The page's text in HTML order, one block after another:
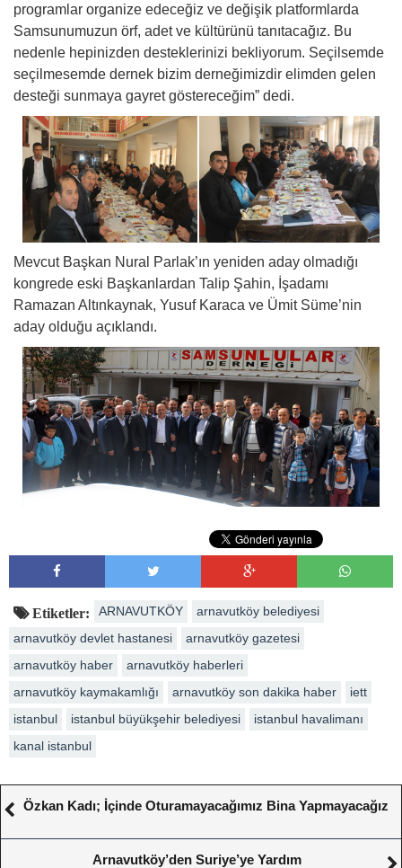
programlar organize edeceğiz ve değişik platformlarda
Samsunumuzun örf, adet ve kültürünü tanıtacağız. Bu
nedenle hepinizden desteklerinizi bekliyorum. Seçilsemde
seçilmesemde dernek bizim derneğimizdir elimden gelen
desteği sunmaya gayret göstereceğim” dedi.
Mevcut Başkan Nural Parlak’ın yeniden aday olmadığı
kongrede eski Başkanlardan Talip Şahin, İşadamı
Ramazan Altınkaynak, Yusuf Karaca ve Ümit Süme’nin
aday olduğu açıklandı.
Etiketler: ARNAVUTKÖY
arnavutköy belediyesi
arnavutköy devlet hastanesi
arnavutköy gazetesi
arnavutköy haber
arnavutköy haberleri
arnavutköy kaymakamlığı
arnavutköy son dakika haber
iett
istanbul
istanbul büyükşehir belediyesi
istanbul havalimanı
kanal istanbul
Özkan Kadı; İçinde Oturamayacağımız Bina Yapmayacağız
Arnavutköy’den Suriye’ye Yardım